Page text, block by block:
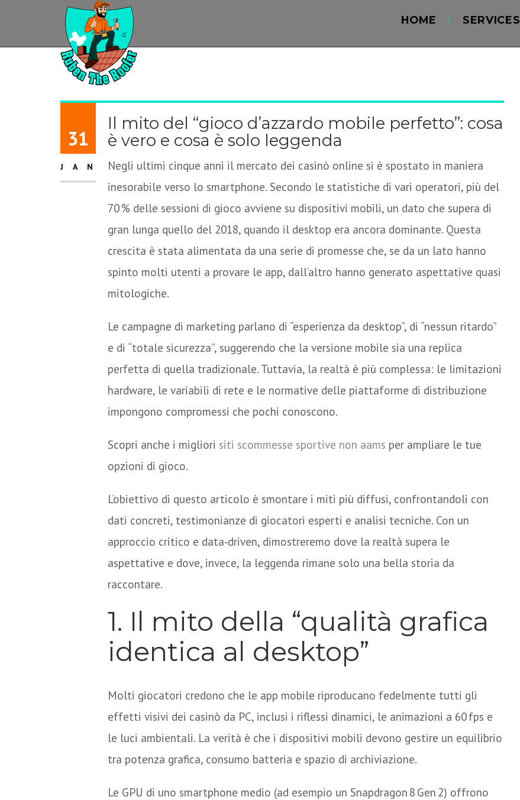
HOME SERVICES
31
JAN
Il mito del “gioco d’azzardo mobile perfetto”: cosa
è vero e cosa è solo leggenda
Negli ultimi cinque anni il mercato dei casinò online si è spostato in maniera
inesorabile verso lo smartphone. Secondo le statistiche di vari operatori, più del
70 % delle sessioni di gioco avviene su dispositivi mobili, un dato che supera di
gran lunga quello del 2018, quando il desktop era ancora dominante. Questa
crescita è stata alimentata da una serie di promesse che, se da un lato hanno
spinto molti utenti a provare le app, dall’altro hanno generato aspettative quasi
mitologiche.
Le campagne di marketing parlano di “esperienza da desktop”, di “nessun ritardo”
e di “totale sicurezza”, suggerendo che la versione mobile sia una replica
perfetta di quella tradizionale. Tuttavia, la realtà è più complessa: le limitazioni
hardware, le variabili di rete e le normative delle piattaforme di distribuzione
impongono compromessi che pochi conoscono.
Scopri anche i migliori siti scommesse sportive non aams per ampliare le tue
opzioni di gioco.
L’obiettivo di questo articolo è smontare i miti più diffusi, confrontandoli con
dati concreti, testimonianze di giocatori esperti e analisi tecniche. Con un
approccio critico e data‑driven, dimostreremo dove la realtà supera le
aspettative e dove, invece, la leggenda rimane solo una bella storia da
raccontare.
1. Il mito della “qualità grafica
identica al desktop”
Molti giocatori credono che le app mobile riproducano fedelmente tutti gli
effetti visivi dei casinò da PC, inclusi i riflessi dinamici, le animazioni a 60 fps e
le luci ambientali. La verità è che i dispositivi mobili devono gestire un equilibrio
tra potenza grafica, consumo batteria e spazio di archiviazione.
Le GPU di uno smartphone medio (ad esempio un Snapdragon 8 Gen 2) offrono